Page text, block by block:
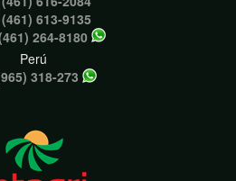
613-9135
264-8180
Perú
318-273